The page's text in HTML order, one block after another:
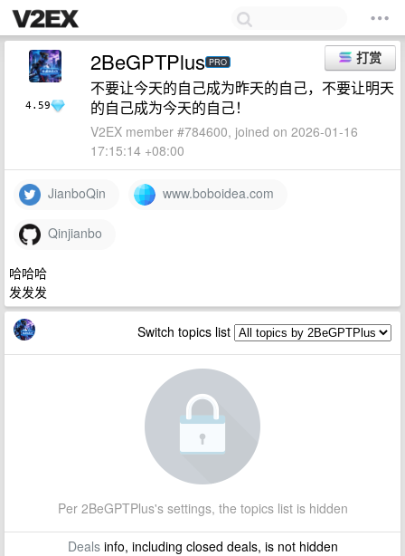
4.59
打赏
2BeGPTPlus PRO
不要让今天的自己成为昨天的自己，不要让明天
的自己成为今天的自己！
V2EX member #784600, joined on 2026-01-16
17:15:14 +08:00
JianboQin www.boboidea.com
Qinjianbo
哈哈哈
发发发
Switch topics list
Per 2BeGPTPlus's settings, the topics list is hidden
Dealsinfo, including closed deals, is not hidden